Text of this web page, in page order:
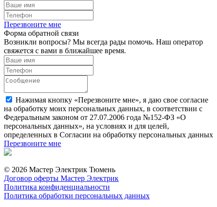
Перезвоните мне
Форма обратной связи
Возникли вопросы? Мы всегда рады помочь. Наш оператор
свяжется с вами в ближайшее время.
Нажимая кнопку «Перезвоните мне», я даю свое согласие
на обработку моих персональных данных, в соответствии с
Федеральным законом от 27.07.2006 года №152-ФЗ «О
персональных данных», на условиях и для целей,
определенных в Согласии на обработку персональных данных
Перезвоните мне
© 2026 Мастер Электрик Тюмень
Договор оферты Мастер Электрик
Политика конфиденциальности
Политика обработки персональных данных